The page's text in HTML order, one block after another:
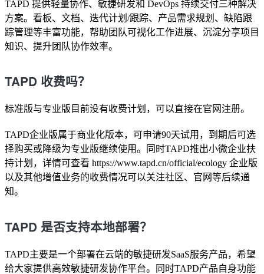
TAPD 提供轻量协作、敏捷研发和 DevOps 持续交付三种解决
方案。看板、文档、迭代计划/跟踪、产品需求规划、缺陷跟
踪管理等丰富功能，帮助团队可视化工作进展、沉淀分享项目
知识、提升团队协作效率。
TAPD 收费吗？
标准版与专业版目前没有收费计划，可以直接在官网注册。
TAPD企业版属于商业化版本，可申请90天试用，到期后可选
择购买或降级为专业版继续使用。同时TAPD推出小微企业扶
持计划，详情可查看 https://www.tapd.cn/official/ecology 企业版
以及其他增值业务的收费情况可以关注社区、官网等后续通
知。
TAPD 是否支持本地部署？
TAPD主要是一个部署在云端的敏捷研发SaaS服务产品，希望
给大家提供高效敏捷研发协作平台。同时TAPD产品自身功能